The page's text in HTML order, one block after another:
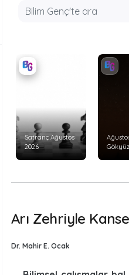
Satranç Ağustos
2026
Arı Zehriyle
Dr. Mahir E. Ocak